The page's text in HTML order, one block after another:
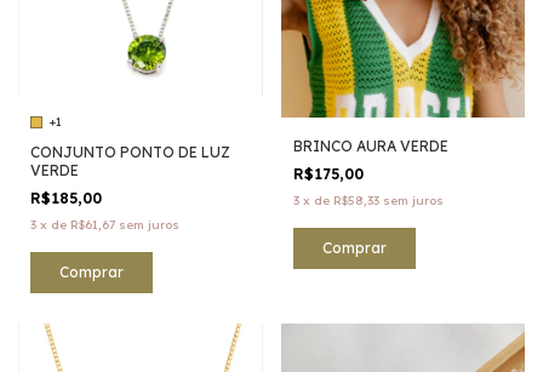
+1
CONJUNTO PONTO DE LUZ
VERDE
R$185,00
3 x de R$61,67 sem juros
Comprar
BRINCO AURA VERDE
R$175,00
3 x de R$58,33 sem juros